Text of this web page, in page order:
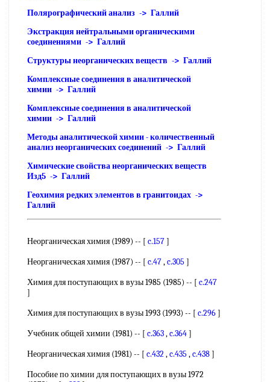
Полярографический анализ -> Галлий
Экстракция нейтральными органическими
соединениями -> Галлий
Структуры неорганических веществ -> Галлий
Комплексные соединения в аналитической
химии -> Галлий
Комплексные соединения в аналитической
химии -> Галлий
Методы аналитической химии - количественный
анализ неорганических соединений -> Галлий
Химические свойства неорганических веществ
Изд5 -> Галлий
Геохимия редких элементов в гранитоидах ->
Галлий
Неорганическая химия (1989) -- [ c.157]
Неорганическая химия (1987) -- [ c.47,c.305 ]
Химия для поступающих в вузы 1985 (1985) -- [ c.247
]
Химия для поступающих в вузы 1993 (1993) -- [ c.296]
Учебник общей химии (1981) -- [ c.363,c.364]
Неорганическая химия (1981) -- [ c.432,c.435 ,c.438]
Пособие по химии для поступающих в вузы 1972